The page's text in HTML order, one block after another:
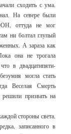
сходить с ума.
На севере были
оттуда не мог
ни болтал глупый
А зараза как
она не трогала
в двадцати­пяти­
могла стать
Веселая Смерть
призвать на
стороны света.
записанного в